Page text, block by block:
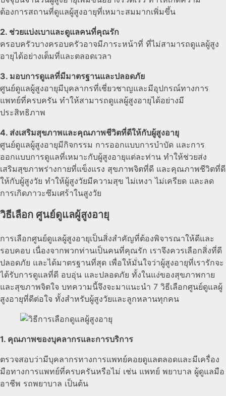
ต้องการสถานที่ดูแลผู้สูงอายุที่เหมาะสมมากเพิ่มขึ้น
2. ช่วยแบ่งเบาและดูแลคนที่คุณรัก
ครอบครัวบางครอบครัวอาจมีภาระหน้าที่ ที่ไม่สามารถดูแลผู้สูง
อายุได้อย่างเต็มที่และตลอดเวลา
3. มอบการดูแลที่มีมาตรฐานและปลอดภัย
ศูนย์ดูแลผู้สูงอายุมีบุคลากรที่เชี่ยวชาญและมีอุปกรณ์ทางการ
แพทย์ที่ครบครัน ทำให้สามารถดูแลผู้สูงอายุได้อย่างมี
ประสิทธิภาพ
4. ส่งเสริมสุขภาพและคุณภาพชีวิตที่ดีให้กับผู้สูงอายุ
ศูนย์ดูแลผู้สูงอายุมีกิจกรรม การออกแบบการบำบัด และการ
ออกแบบการดูแลที่เหมาะกับผู้สูงอายุแต่ละท่าน ทำให้ช่วยส่ง
เสริมสุขภาพร่างกายที่แข็งแรง สุขภาพจิตที่ดี และคุณภาพชีวิตที่ดี
ให้กับผู้สูงวัย ทำให้ผู้สูงวัยมีความสุข ไม่เหงา ไม่เครียด และลด
การเกิดภาวะซึมเศร้าในสูงวัย
วิธีเลือก ศูนย์ดูแลผู้สูงอายุ
การเลือกศูนย์ดูแลผู้สูงอายุเป็นสิ่งสำคัญที่ต้องพิจารณาให้ดีและ
รอบคอบ เนื่องจากพวกท่านเป็นคนที่คุณรัก เราจึงควรเลือกสิ่งที่ดี
ปลอดภัย และได้มาตรฐานที่สุด เพื่อให้มั่นใจว่าผู้สูงอายุที่เรารักจะ
ได้รับการดูแลที่ดี อบอุ่น และปลอดภัย ทั้งในแง่ของสุขภาพกาย
และสุขภาพจิตใจ บทความนี้จึงจะมาแนะนำ 7 วิธีเลือกศูนย์ดูแลผู้
สูงอายุที่ดีต่อใจ ทั้งสำหรับผู้สูงวัยและลูกหลานทุกคน
1. คุณภาพของบุคลากรและการบริการ
ตรวจสอบว่ามีบุคลากรทางการแพทย์คอยดูแลตลอดและมีเครื่อง
มือทางการแพทย์ที่ครบครันหรือไม่ เช่น แพทย์ พยาบาล ผู้ดูแลมือ
อาชีพ รถพยาบาล เป็นต้น